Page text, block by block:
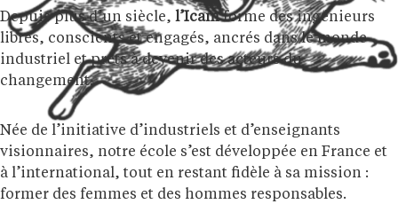
Depuis plus d’un siècle, l’Icamforme des ingénieurs
libres, conscients et engagés, ancrés dans le monde
industriel et prêts à devenir des acteurs du
changement.
Née de l’initiative d’industriels et d’enseignants
visionnaires, notre école s’est développée en France et
à l’international, tout en restant fidèle à sa mission :
former des femmes et des hommes responsables.